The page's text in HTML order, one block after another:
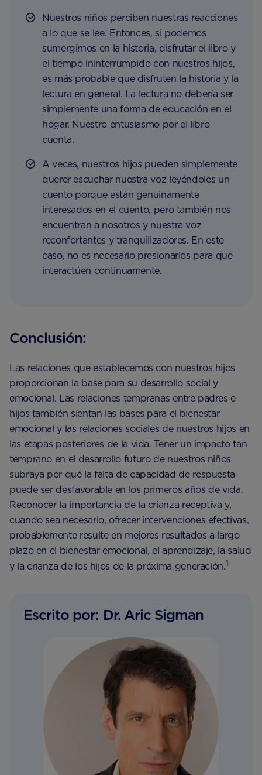
Nuestros niños perciben nuestras reacciones
a lo que se lee. Entonces, si podemos
sumergirnos en la historia, disfrutar el libro y
el tiempo ininterrumpido con nuestros hijos,
es más probable que disfruten la historia y la
lectura en general. La lectura no debería ser
simplemente una forma de educación en el
hogar. Nuestro entusiasmo por el libro
cuenta.
A veces, nuestros hijos pueden simplemente
querer escuchar nuestra voz leyéndoles un
cuento porque están genuinamente
interesados ​​en el cuento, pero también nos
encuentran a nosotros y nuestra voz
reconfortantes y tranquilizadores. En este
caso, no es necesario presionarlos para que
interactúen continuamente.
Conclusión:
Las relaciones que establecemos con nuestros hijos
proporcionan la base para su desarrollo social y
emocional. Las relaciones tempranas entre padres e
hijos también sientan las bases para el bienestar
emocional y las relaciones sociales de nuestros hijos en
las etapas posteriores de la vida. Tener un impacto tan
temprano en el desarrollo futuro de nuestros niños
subraya por qué la falta de capacidad de respuesta
puede ser desfavorable en los primeros años de vida.
Reconocer la importancia de la crianza receptiva y,
cuando sea necesario, ofrecer intervenciones efectivas,
probablemente resulte en mejores resultados a largo
plazo en el bienestar emocional, el aprendizaje, la salud
y la crianza de los hijos de la próxima generación.1
Escrito por: Dr. Aric Sigman